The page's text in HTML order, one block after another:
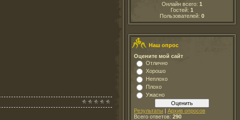
Онлайн всего: 1
Гостей: 1
Пользователей: 0
Наш опрос
Оцените мой сайт
Отлично
Хорошо
Неплохо
Плохо
Ужасно
Результаты | Архив опросов
Всего ответов: 290